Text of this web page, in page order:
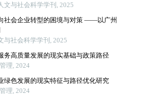
文与社会科学学刊, 2025
社会企业转型的困境与对策 ——以广州
与社会科学学刊, 2025
务高质量发展的现实基础与政策路径
理, 2024
绿色发展的现实特征与路径优化研究
理, 2024